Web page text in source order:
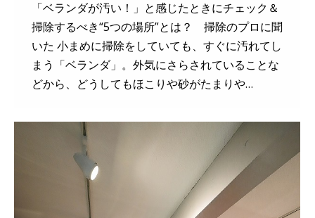
「ベランダが汚い！」と感じたときにチェック＆
掃除するべき“5つの場所”とは？ 掃除のプロに聞
いた 小まめに掃除をしていても、すぐに汚れてし
まう「ベランダ」。外気にさらされていることな
どから、どうしてもほこりや砂がたまりや…